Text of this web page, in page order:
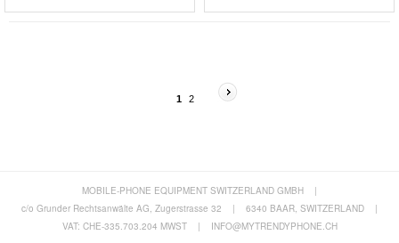
1 2
MOBILE-PHONE EQUIPMENT SWITZERLAND GMBH
|
c/o Grunder Rechtsanwälte AG, Zugerstrasse 32
| 6340 BAAR, SWITZERLAND
|
VAT: CHE-335.703.204 MWST
| INFO@MYTRENDYPHONE.CH